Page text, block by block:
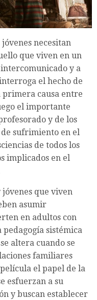
necesitan
que viven en un
y a
el hecho de
primera causa entre
el importante
y de los
sufrimiento en el
de todos los
implicados en el
jóvenes que viven
asumir
en adultos con
sistémica
altera cuando se
familiares
el papel de la
esfuerzan a su
y buscan establecer